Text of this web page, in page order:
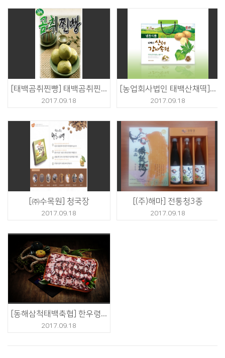
[태백곰취찐빵] 태백곰취찐빵, 곰취냉면
2017.09.18
[농업회사법인 태백산채떡] 감자송편
2017.09.18
[㈜수목원] 청국장
2017.09.18
[(주)해마] 전통청3종
2017.09.18
[동해삼척태백축협] 한우령 꼬리세트
2017.09.18